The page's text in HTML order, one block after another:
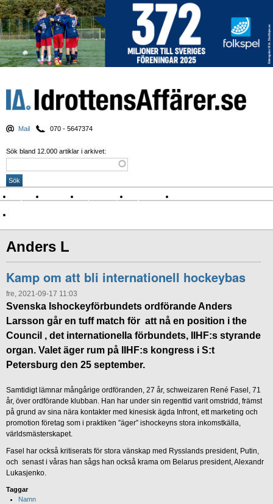
Mail 070 - 5647374
Sök bland 12.000 artiklar i arkivet:
Nyheter Krönikor Sport & spel Nyhetsbrev
Anders L
Kamp om att bli internationell hockeybas
fre, 2021-09-17 11:03
Svenska Ishockeyförbundets ordförande Anders
Larsson går en tuff match för att nå en position i the
Council , det internationella förbundets, IIHF:s styrande
organ. Valet äger rum på IIHF:s kongress i S:t
Petersburg den 25 september.
Samtidigt lämnar mångårige ordföranden, 27 år, schweizaren René Fasel, 71
år, över ordförande klubban. Han har under sin regenttid varit omstridd, främst
på grund av sina nära kontakter med kinesisk ägda Infront, ett marketing och
promotion företag som i praktiken ”äger” ishockeyns stora inkomstkälla,
världsmästerskapet.
Fasel har också kritiserats för stora vänskap med Rysslands president, Putin,
och senast i våras han sågs han också krama om Belarus president, Alexandr
Lukasjenko.
Taggar
Namn